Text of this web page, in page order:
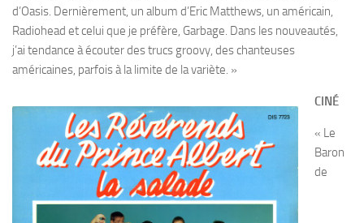
d’Oasis. Dernièrement, un album d’Eric Matthews, un américain,
Radiohead et celui que je préfère, Garbage. Dans les nouveautés,
j’ai tendance à écouter des trucs groovy, des chanteuses
américaines, parfois à la limite de la variète. »
CINÉ
« Le
Baron
de